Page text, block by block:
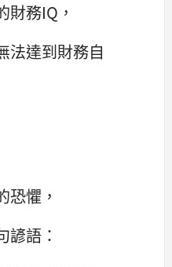
財務IQ，
法達到財務自
恐懼，
諺語：